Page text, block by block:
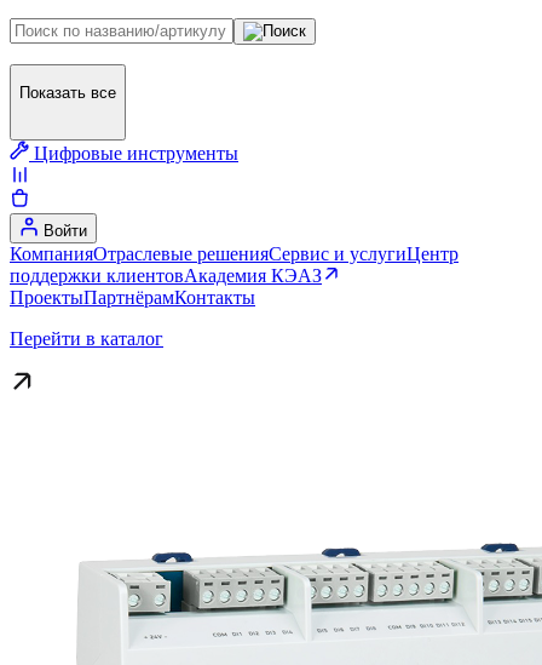
Показать все
Цифровые инструменты
Войти
КомпанияОтраслевые решенияСервис и услугиЦентр
поддержки клиентовАкадемия КЭАЗ
ПроектыПартнёрамКонтакты
Перейти в каталог